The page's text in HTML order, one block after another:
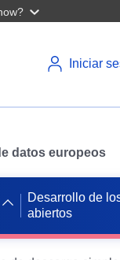
Iniciar
datos europeos
Desarrollo de
abiertos